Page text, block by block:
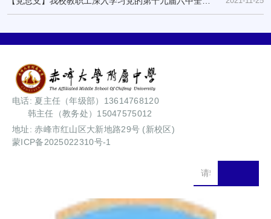
精神
电话: 夏主任（年级部）13614768120
韩主任（教务处）15047575012
地址: 赤峰市红山区大新地路29号 (新校区)
蒙ICP备2025022310号-1